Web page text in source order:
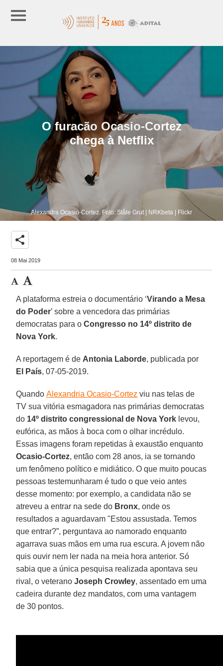
O furacão Ocasio-Cortez
chega à Netflix
Alexandra Ocasio-Cortez. Foto: Ståle Grut | NRKbeta | Flickr
share
08 Mai 2019
A plataforma estreia o documentário ‘Virando a Mesa
do Poder’ sobre a vencedora das primárias
democratas para oCongresso no 14º distrito de
Nova York.
A reportagem é de Antonia Laborde, publicada por
El País, 07-05-2019.
QuandoAlexandria Ocasio-Cortez viu nas telas de
TV sua vitória esmagadora nas primárias democratas
do 14º distrito congressional de Nova York levou,
eufórica, as mãos à boca com o olhar incrédulo.
Essas imagens foram repetidas à exaustão enquanto
Ocasio-Cortez, então com 28 anos, ia se tornando
um fenômeno político e midiático. O que muito poucas
pessoas testemunharam é tudo o que veio antes
desse momento: por exemplo, a candidata não se
atreveu a entrar na sede do Bronx, onde os
resultados a aguardavam "Estou assustada. Temos
que entrar?”, perguntava ao namorado enquanto
agarrava suas mãos em uma rua escura. A jovem não
quis ouvir nem ler nada na meia hora anterior. Só
sabia que a única pesquisa realizada apontava seu
rival, o veteranoJoseph Crowley, assentado em uma
cadeira durante dez mandatos, com uma vantagem
de 30 pontos.